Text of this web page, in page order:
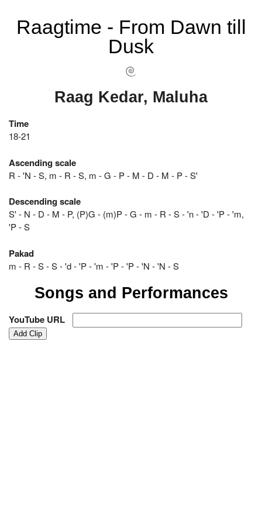
Raagtime - From Dawn till
Dusk
Raag Kedar, Maluha
Time
18-21
Ascending scale
R - 'N - S, m - R - S, m - G - P - M - D - M - P - S'
Descending scale
S' - N - D - M - P, (P)G - (m)P - G - m - R - S - 'n - 'D - 'P - 'm,
'P - S
Pakad
m - R - S - S - 'd - 'P - 'm - 'P - 'P - 'N - 'N - S
Songs and Performances
YouTube URL
Add Clip